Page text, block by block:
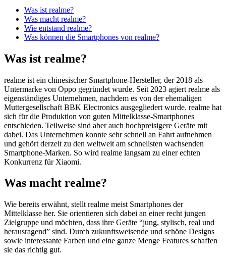
Was ist realme?
Was macht realme?
Wie entstand realme?
Was können die Smartphones von realme?
Was ist realme?
realme ist ein chinesischer Smartphone-Hersteller, der 2018 als
Untermarke von Oppo gegründet wurde. Seit 2023 agiert realme als
eigenständiges Unternehmen, nachdem es von der ehemaligen
Muttergesellschaft BBK Electronics ausgegliedert wurde. realme hat
sich für die Produktion von guten Mittelklasse-Smartphones
entschieden. Teilweise sind aber auch hochpreisigere Geräte mit
dabei. Das Unternehmen konnte sehr schnell an Fahrt aufnehmen
und gehört derzeit zu den weltweit am schnellsten wachsenden
Smartphone-Marken. So wird realme langsam zu einer echten
Konkurrenz für Xiaomi.
Was macht realme?
Wie bereits erwähnt, stellt realme meist Smartphones der
Mittelklasse her. Sie orientieren sich dabei an einer recht jungen
Zielgruppe und möchten, dass ihre Geräte “jung, stylisch, real und
herausragend” sind. Durch zukunftsweisende und schöne Designs
sowie interessante Farben und eine ganze Menge Features schaffen
sie das richtig gut.